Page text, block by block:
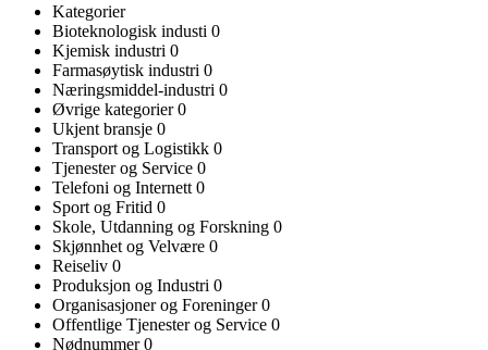
Kategorier
Bioteknologisk industi 0
Kjemisk industri 0
Farmasøytisk industri 0
Næringsmiddel-industri 0
Øvrige kategorier0
Ukjent bransje 0
Transport og Logistikk 0
Tjenester og Service 0
Telefoni og Internett 0
Sport og Fritid 0
Skole, Utdanning og Forskning 0
Skjønnhet og Velvære 0
Reiseliv 0
Produksjon og Industri 0
Organisasjoner og Foreninger0
Offentlige Tjenester og Service 0
Nødnummer0